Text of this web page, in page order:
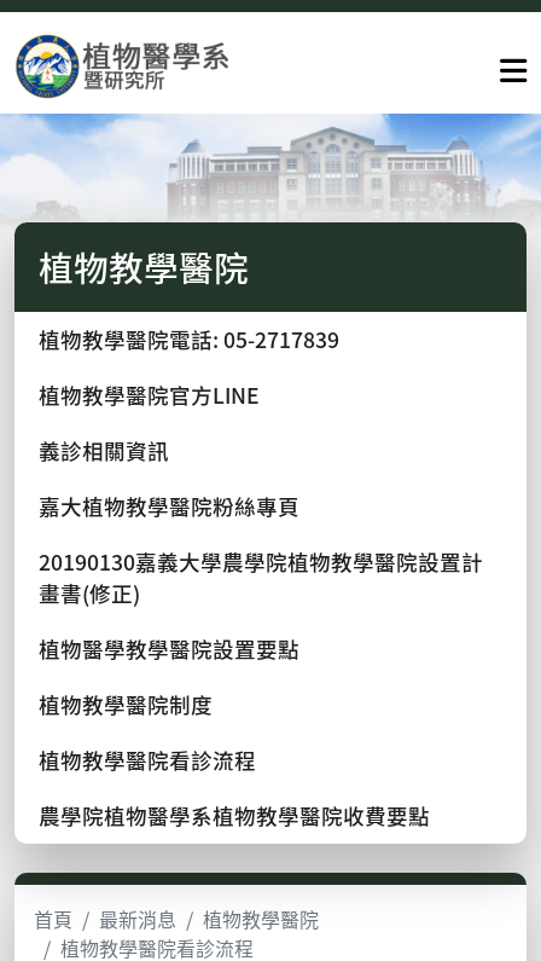
植物教學醫院
植物教學醫院電話: 05-2717839
植物教學醫院官方LINE
義診相關資訊
嘉大植物教學醫院粉絲專頁
20190130嘉義大學農學院植物教學醫院設置計
畫書(修正)
植物醫學教學醫院設置要點
植物教學醫院制度
植物教學醫院看診流程
農學院植物醫學系植物教學醫院收費要點
首頁 最新消息
植物教學醫院
植物教學醫院看診流程